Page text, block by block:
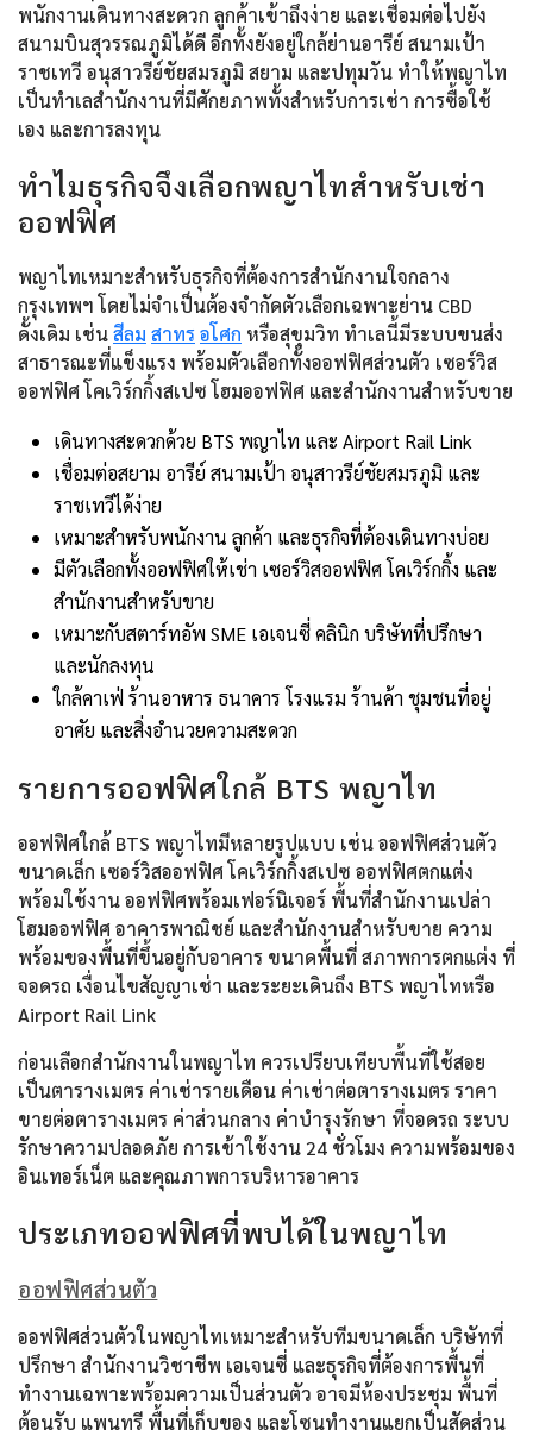
พนักงานเดินทางสะดวก ลูกค้าเข้าถึงง่าย และเชื่อมต่อไปยัง
สนามบินสุวรรณภูมิได้ดี อีกทั้งยังอยู่ใกล้ย่านอารีย์ สนามเป้า
ราชเทวี อนุสาวรีย์ชัยสมรภูมิ สยาม และปทุมวัน ทำให้พญาไท
เป็นทำเลสำนักงานที่มีศักยภาพทั้งสำหรับการเช่า การซื้อใช้
เอง และการลงทุน
ทำไมธุรกิจจึงเลือกพญาไทสำหรับเช่า
ออฟฟิศ
พญาไทเหมาะสำหรับธุรกิจที่ต้องการสำนักงานใจกลาง
กรุงเทพฯ โดยไม่จำเป็นต้องจำกัดตัวเลือกเฉพาะย่าน CBD
ดั้งเดิม เช่นสีลม สาทรอโศก หรือสุขุมวิท ทำเลนี้มีระบบขนส่ง
สาธารณะที่แข็งแรง พร้อมตัวเลือกทั้งออฟฟิศส่วนตัว เซอร์วิส
ออฟฟิศ โคเวิร์กกิ้งสเปซ โฮมออฟฟิศ และสำนักงานสำหรับขาย
เดินทางสะดวกด้วย BTS พญาไท และ Airport Rail Link
เชื่อมต่อสยาม อารีย์ สนามเป้า อนุสาวรีย์ชัยสมรภูมิ และ
ราชเทวีได้ง่าย
เหมาะสำหรับพนักงาน ลูกค้า และธุรกิจที่ต้องเดินทางบ่อย
มีตัวเลือกทั้งออฟฟิศให้เช่า เซอร์วิสออฟฟิศ โคเวิร์กกิ้ง และ
สำนักงานสำหรับขาย
เหมาะกับสตาร์ทอัพ SME เอเจนซี่ คลินิก บริษัทที่ปรึกษา
และนักลงทุน
ใกล้คาเฟ่ ร้านอาหาร ธนาคาร โรงแรม ร้านค้า ชุมชนที่อยู่
อาศัย และสิ่งอำนวยความสะดวก
รายการออฟฟิศใกล้ BTS พญาไท
ออฟฟิศใกล้ BTS พญาไทมีหลายรูปแบบ เช่น ออฟฟิศส่วนตัว
ขนาดเล็ก เซอร์วิสออฟฟิศ โคเวิร์กกิ้งสเปซ ออฟฟิศตกแต่ง
พร้อมใช้งาน ออฟฟิศพร้อมเฟอร์นิเจอร์ พื้นที่สำนักงานเปล่า
โฮมออฟฟิศ อาคารพาณิชย์ และสำนักงานสำหรับขาย ความ
พร้อมของพื้นที่ขึ้นอยู่กับอาคาร ขนาดพื้นที่ สภาพการตกแต่ง ที่
จอดรถ เงื่อนไขสัญญาเช่า และระยะเดินถึง BTS พญาไทหรือ
Airport Rail Link
ก่อนเลือกสำนักงานในพญาไท ควรเปรียบเทียบพื้นที่ใช้สอย
เป็นตารางเมตร ค่าเช่ารายเดือน ค่าเช่าต่อตารางเมตร ราคา
ขายต่อตารางเมตร ค่าส่วนกลาง ค่าบำรุงรักษา ที่จอดรถ ระบบ
รักษาความปลอดภัย การเข้าใช้งาน 24 ชั่วโมง ความพร้อมของ
อินเทอร์เน็ต และคุณภาพการบริหารอาคาร
ประเภทออฟฟิศที่พบได้ในพญาไท
ออฟฟิศส่วนตัว
ออฟฟิศส่วนตัวในพญาไทเหมาะสำหรับทีมขนาดเล็ก บริษัทที่
ปรึกษา สำนักงานวิชาชีพ เอเจนซี่ และธุรกิจที่ต้องการพื้นที่
ทำงานเฉพาะพร้อมความเป็นส่วนตัว อาจมีห้องประชุม พื้นที่
ต้อนรับ แพนทรี พื้นที่เก็บของ และโซนทำงานแยกเป็นสัดส่วน